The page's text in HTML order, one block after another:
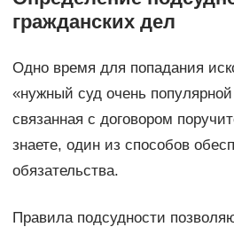
гражданских дел
Одно время для попадания
«нужный суд очень
связанная с договором
знаете, один из способов
обязательства.
Правила подсудности